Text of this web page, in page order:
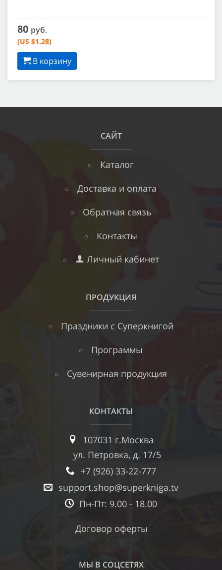
80 руб.
(US $1.28)
В корзину
САЙТ
Каталог
Доставка и оплата
Обратная связь
Контакты
Личный кабинет
ПРОДУКЦИЯ
Праздники с Суперкнигой
Программы
Сувенирная продукция
КОНТАКТЫ
107031 г.Москва
ул. Петровка, д. 17/5
+7 (926) 33-22-777
support.shop@superkniga.tv
Пн-Пт: 9.00 - 18.00
Договор оферты
МЫ В СОЦСЕТЯХ